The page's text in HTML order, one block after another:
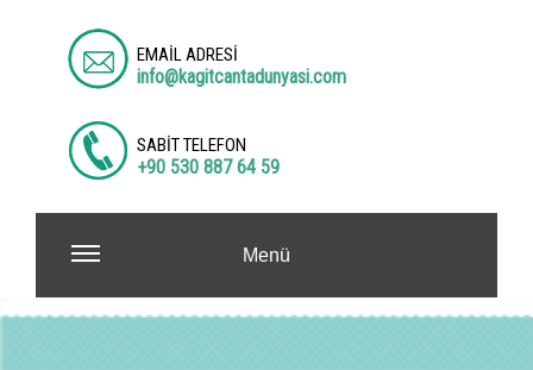
EMAİL ADRESİ
info@kagitcantadunyasi.com
SABİT TELEFON
+90 530 887 64 59
Menü